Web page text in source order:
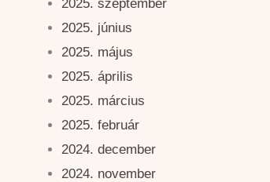
2025. szeptember
2025. június
2025. május
2025. április
2025. március
2025. február
2024. december
2024. november